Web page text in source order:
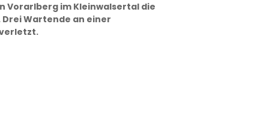
Vorarlberg im Kleinwalsertal die
Wartende an einer